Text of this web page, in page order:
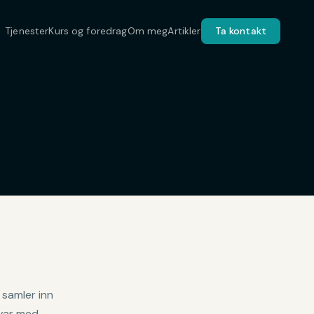
TjenesterKurs og foredragOm megArtikler Ta kontakt
inn